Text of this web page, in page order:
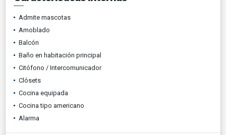
Admite mascotas
Amoblado
Balcón
Baño en habitación principal
Citófono / Intercomunicador
Clósets
Cocina equipada
Cocina tipo americano
Alarma